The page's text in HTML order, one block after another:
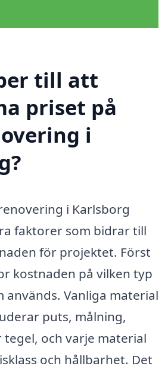
till att
priset på
i
i Karlsborg
faktorer som bidrar till
för projektet. Först
kostnaden på vilken typ
används. Vanliga material
puts, målning,
och varje material
och hållbarhet. Det